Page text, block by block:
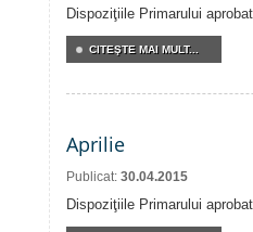
Dispoziţiile Primarului
CITEŞTE MAI MULT...
Aprilie
Publicat: 30.04.2015
Dispoziţiile Primarului